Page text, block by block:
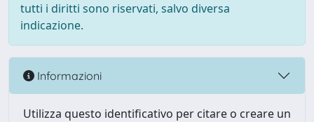
tutti i diritti sono riservati, salvo diversa
indicazione.
Informazioni
Utilizza questo identificativo per citare o creare un